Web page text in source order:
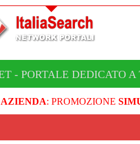
- PORTALE DEDICATO
: PROMOZIONE